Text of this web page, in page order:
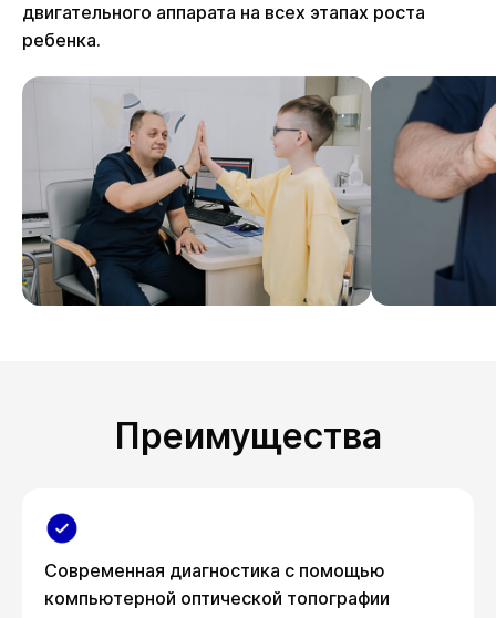
двигательного аппарата на всех этапах роста
ребенка.
Преимущества
Современная диагностика с помощью
компьютерной оптической топографии